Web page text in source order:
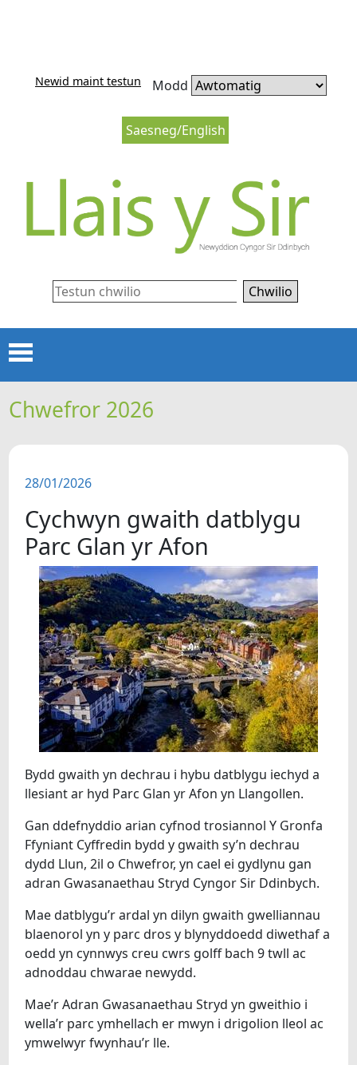
Saesneg/English
Newid maint testun Modd
Chwilio
CARTREF
ERTHYGLAU
CIPOLWG
A WYDDOCH CHI?
FIDEOS
Chwefror 2026
28/01/2026
Cychwyn gwaith datblygu
Parc Glan yr Afon
Bydd gwaith yn dechrau i hybu datblygu iechyd a
llesiant ar hyd Parc Glan yr Afon yn Llangollen.
Gan ddefnyddio arian cyfnod trosiannol Y Gronfa
Ffyniant Cyffredin bydd y gwaith sy’n dechrau
dydd Llun, 2il o Chwefror, yn cael ei gydlynu gan
adran Gwasanaethau Stryd Cyngor Sir Ddinbych.
Mae datblygu’r ardal yn dilyn gwaith gwelliannau
blaenorol yn y parc dros y blynyddoedd diwethaf a
oedd yn cynnwys creu cwrs golff bach 9 twll ac
adnoddau chwarae newydd.
Mae’r Adran Gwasanaethau Stryd yn gweithio i
wella’r parc ymhellach er mwyn i drigolion lleol ac
ymwelwyr fwynhau’r lle.